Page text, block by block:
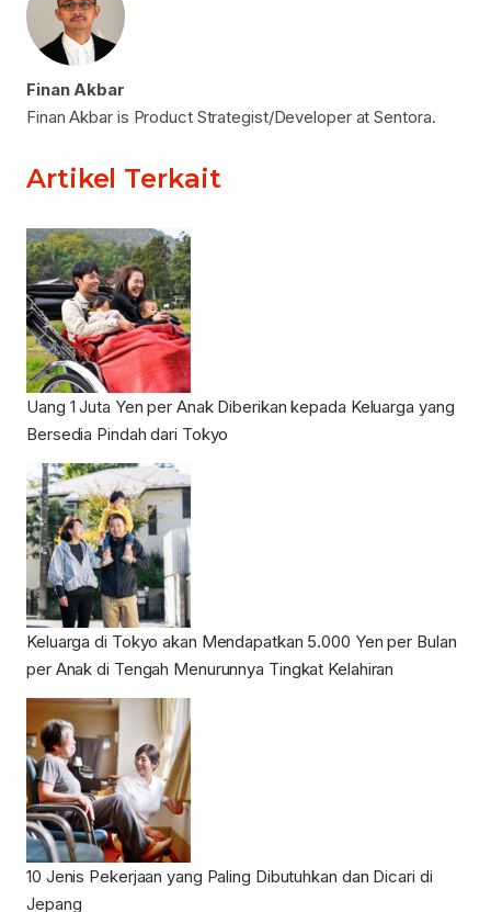
Finan Akbar
Finan Akbar is Product Strategist/Developer at Sentora.
Artikel Terkait
Uang 1 Juta Yen per Anak Diberikan kepada Keluarga yang
Bersedia Pindah dari Tokyo
Keluarga di Tokyo akan Mendapatkan 5.000 Yen per Bulan
per Anak di Tengah Menurunnya Tingkat Kelahiran
10 Jenis Pekerjaan yang Paling Dibutuhkan dan Dicari di
Jepang